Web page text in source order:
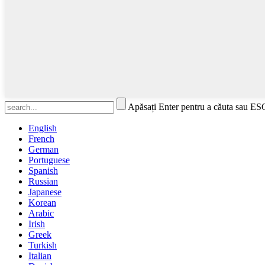
Apăsați Enter pentru a căuta sau
English
French
German
Portuguese
Spanish
Russian
Japanese
Korean
Arabic
Irish
Greek
Turkish
Italian